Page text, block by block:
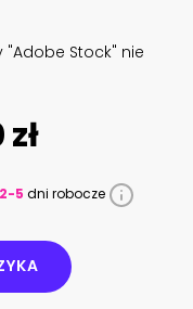
"Adobe Stock" nie
2-5 dni robocze